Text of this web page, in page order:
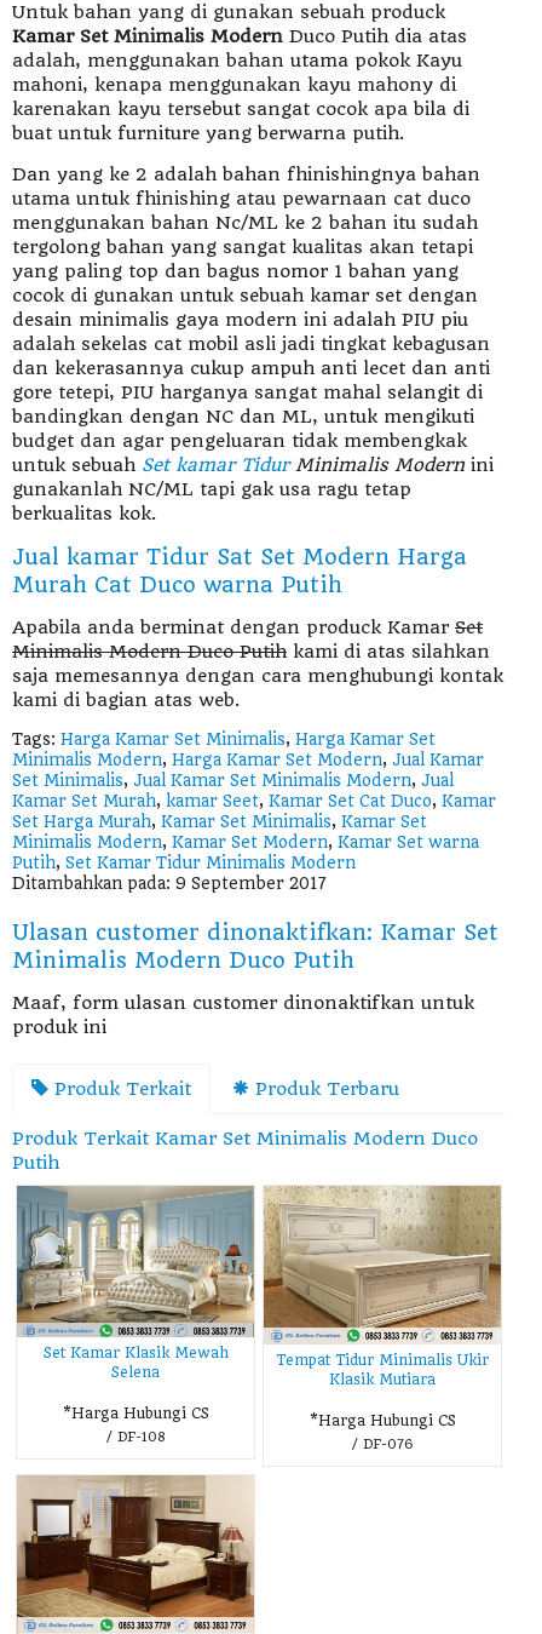
Untuk bahan yang di gunakan sebuah produck
Kamar Set Minimalis Modern Duco Putih dia atas
adalah, menggunakan bahan utama pokok Kayu
mahoni, kenapa menggunakan kayu mahony di
karenakan kayu tersebut sangat cocok apa bila di
buat untuk furniture yang berwarna putih.
Dan yang ke 2 adalah bahan fhinishingnya bahan
utama untuk fhinishing atau pewarnaan cat duco
menggunakan bahan Nc/ML ke 2 bahan itu sudah
tergolong bahan yang sangat kualitas akan tetapi
yang paling top dan bagus nomor 1 bahan yang
cocok di gunakan untuk sebuah kamar set dengan
desain minimalis gaya modern ini adalah PIU piu
adalah sekelas cat mobil asli jadi tingkat kebagusan
dan kekerasannya cukup ampuh anti lecet dan anti
gore tetepi, PIU harganya sangat mahal selangit di
bandingkan dengan NC dan ML, untuk mengikuti
budget dan agar pengeluaran tidak membengkak
untuk sebuah Set kamar TidurMinimalis Modernini
gunakanlah NC/ML tapi gak usa ragu tetap
berkualitas kok.
Jual kamar Tidur Sat Set Modern Harga
Murah Cat Duco warna Putih
Apabila anda berminat dengan produck Kamar Set
Minimalis Modern Duco Putih kami di atas silahkan
saja memesannya dengan cara menghubungi kontak
kami di bagian atas web.
Tags: Harga Kamar Set Minimalis, Harga Kamar Set
Minimalis Modern, Harga Kamar Set Modern, Jual Kamar
Set Minimalis, Jual Kamar Set Minimalis Modern, Jual
Kamar Set Murah, kamar Seet, Kamar Set Cat Duco, Kamar
Set Harga Murah, Kamar Set Minimalis, Kamar Set
Minimalis Modern, Kamar Set Modern, Kamar Set warna
Putih, Set Kamar Tidur Minimalis Modern
Ditambahkan pada: 9 September 2017
Ulasan customer dinonaktifkan: Kamar Set
Minimalis Modern Duco Putih
Maaf, form ulasan customer dinonaktifkan untuk
produk ini
Produk Terkait Produk Terbaru
Produk Terkait Kamar Set Minimalis Modern Duco
Putih
Set Kamar Klasik Mewah
Selena
*Harga Hubungi CS
/ DF-108
Tempat Tidur Minimalis Ukir
Klasik Mutiara
*Harga Hubungi CS
/ DF-076